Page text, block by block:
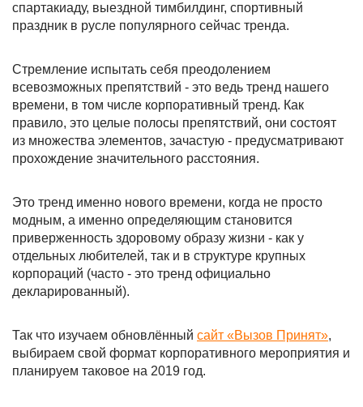
спартакиаду, выездной тимбилдинг, спортивный
праздник в русле популярного сейчас тренда.
Стремление испытать себя преодолением
всевозможных препятствий - это ведь тренд нашего
времени, в том числе корпоративный тренд. Как
правило, это целые полосы препятствий, они состоят
из множества элементов, зачастую - предусматривают
прохождение значительного расстояния.
Это тренд именно нового времени, когда не просто
модным, а именно определяющим становится
приверженность здоровому образу жизни - как у
отдельных любителей, так и в структуре крупных
корпораций (часто - это тренд официально
декларированный).
Так что изучаем обновлённый сайт «Вызов Принят»,
выбираем свой формат корпоративного мероприятия и
планируем таковое на 2019 год.